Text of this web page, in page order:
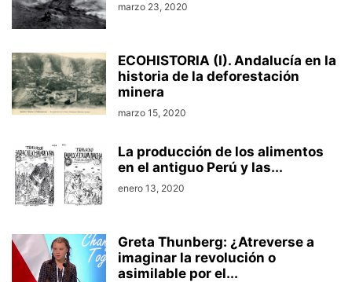
marzo 23, 2020
ECOHISTORIA (I). Andalucía en la
historia de la deforestación
minera
marzo 15, 2020
La producción de los alimentos
en el antiguo Perú y las...
enero 13, 2020
Greta Thunberg: ¿Atreverse a
imaginar la revolución o
asimilable por el...